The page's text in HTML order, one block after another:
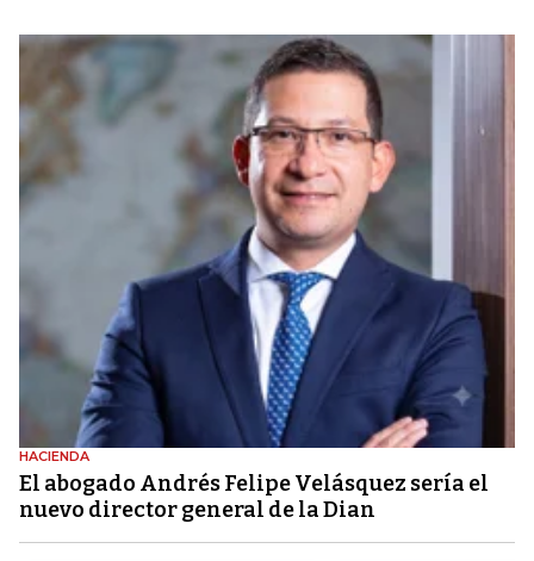
HACIENDA
El abogado Andrés Felipe Velásquez sería el
nuevo director general de la Dian